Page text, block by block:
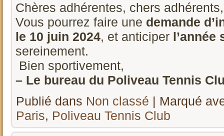
Chères adhérentes, chers adhérents,
Vous pourrez faire une demande
le 10 juin 2024, et anticiper l’année
sereinement.
Bien sportivement,
– Le bureau du Poliveau Tennis
Publié dans Non classé | Marqué
Paris, Poliveau Tennis Club